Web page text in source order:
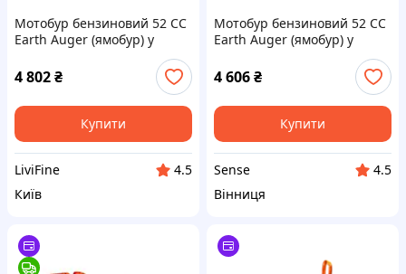
Мотобур бензиновий 52 СС
Earth Auger (ямобур) у
буром і набором
інструментів LF227
4 802₴
Купити
LiviFine
4.5
Київ
Мотобур бензиновий 52 СС
Earth Auger (ямобур) у
буром і набором
інструментів SN27
4 606₴
Купити
Sense
4.5
Вінниця